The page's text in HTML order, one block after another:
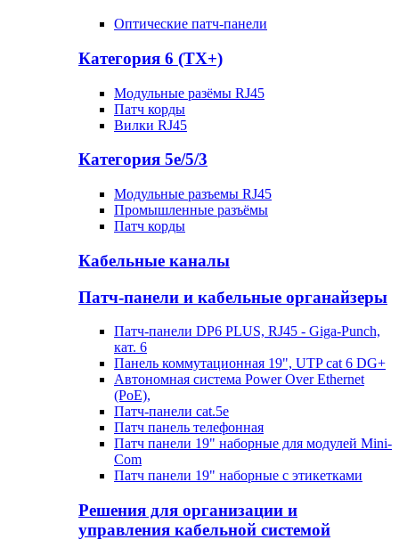
Оптические патч-панели
Категория 6 (TX+)
Модульные разёмы RJ45
Патч корды
Вилки RJ45
Категория 5е/5/3
Модульные разъемы RJ45
Промышленные разъёмы
Патч корды
Кабельные каналы
Патч-панели и кабельные органайзеры
Патч-панели DP6 PLUS, RJ45 - Giga-Punch,
кат. 6
Панель коммутационная 19", UTP cat 6 DG+
Автономная система Power Over Ethernet
(PoE),
Патч-панели cat.5e
Патч панель телефонная
Патч панели 19" наборные для модулей Mini-
Com
Патч панели 19" наборные с этикетками
Решения для организации и
управления кабельной системой